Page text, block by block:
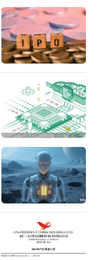
创立“二次
董事、总经
江）健康科
式成立，由
资持股。企
司持有后者8
控制人。